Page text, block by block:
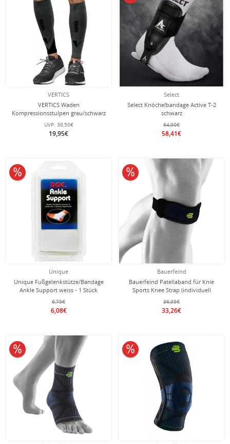
VERTICS
VERTICS Waden
Kompressionsstulpen grau/schwarz
- 2 Stück
UVP: 39,50€
19,95€
Select
Select Knöchelbandage Active T-2
schwarz
64,90€
58,41€
Unique
Unique Fußgelenkstütze/Bandage
Ankle Support weiss - 1 Stück
6,75€
6,08€
10% reduziert
Bauerfeind
Bauerfeind Patellaband für Knie
Sports Knee Strap (individuell
einstellbar, leicht, komfortabel und
langlebig) schwarz - 1 Stück
36,95€
33,26€
10% reduziert
10% reduziert 10% reduziert